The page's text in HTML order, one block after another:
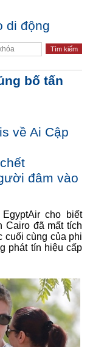
di động
bố tấn
về Ai Cập
đâm vào
cho biết
Cairo đã mất tích
cuối cùng của phi
phát tín hiệu cấp